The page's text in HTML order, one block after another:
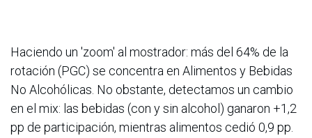
Haciendo un 'zoom' al mostrador: más del 64% de la
rotación (PGC) se concentra en Alimentos y Bebidas
No Alcohólicas. No obstante, detectamos un cambio
en el mix: las bebidas (con y sin alcohol) ganaron +1,2
pp de participación, mientras alimentos cedió 0,9 pp.